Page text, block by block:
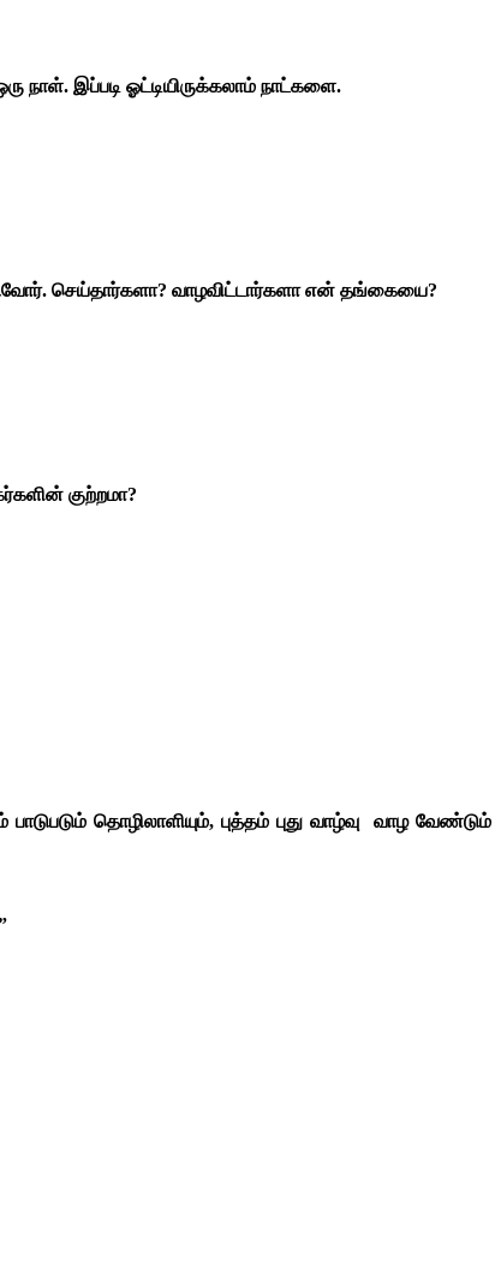
நாள். இப்படி ஓட்டியிருக்கலாம் நாட்களை.
செய்தார்களா? வாழவிட்டார்களா என் தங்கையை?
குற்றமா?
தொழிலாளியும், புத்தம் புது வாழ்வு வாழ வேண்டும்